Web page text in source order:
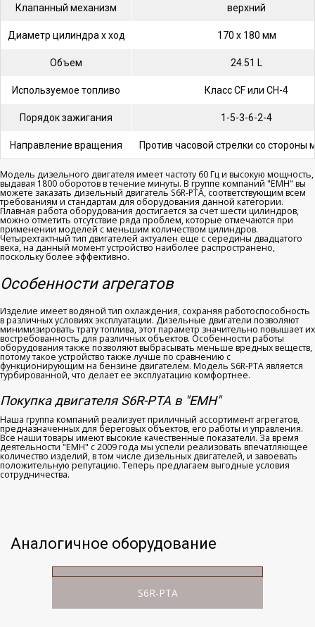
Клапанный механизм верхний
Диаметр цилиндра x ход 170 x 180 мм
Объем 24.51 L
Используемое топливо Класс CF или CH-4
Порядок зажигания 1-5-3-6-2-4
Направление вращения Против часовой стрелки со стороны
Модель дизельного двигателя имеет частоту 60 Гц и высокую мощность,
выдавая 1800 оборотов в течение минуты. В группе компаний "ЕМН" вы
можете заказать дизельный двигатель S6R-PTA, соответствующим всем
требованиям и стандартам для оборудования данной категории.
Плавная работа оборудования достигается за счет шести цилиндров,
можно отметить отсутствие ряда проблем, которые отмечаются при
применении моделей с меньшим количеством цилиндров.
Четырехтактный тип двигателей актуален еще с середины двадцатого
века, на данный момент устройство наиболее распространено,
поскольку более эффективно.
Особенности агрегатов
Изделие имеет водяной тип охлаждения, сохраняя работоспособность
в различных условиях эксплуатации. Дизельные двигатели позволяют
минимизировать трату топлива, этот параметр значительно повышает их
востребованность для различных объектов. Особенности работы
оборудования также позволяют выбрасывать меньше вредных веществ,
потому такое устройство также лучше по сравнению с
функционирующим на бензине двигателем. Модель S6R-PTA является
турбированной, что делает ее эксплуатацию комфортнее.
Покупка двигателя S6R-PTA в "ЕМН"
Наша группа компаний реализует приличный ассортимент агрегатов,
предназначенных для береговых объектов, его работы и управления.
Все наши товары имеют высокие качественные показатели. За время
деятельности "ЕМН" с 2009 года мы успели реализовать впечатляющее
количество изделий, в том числе дизельных двигателей, и завоевать
положительную репутацию. Теперь предлагаем выгодные условия
сотрудничества.
Аналогичное оборудование
S6R-PTA